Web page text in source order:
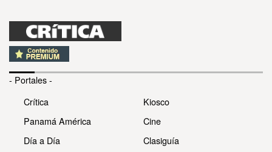
- Portales -
Crítica
Panamá América
Día a Día
Kiosco
Cine
Clasiguía